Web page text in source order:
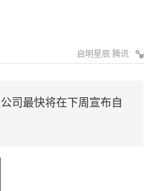
启明星辰 腾讯
司最快将在下周宣布自